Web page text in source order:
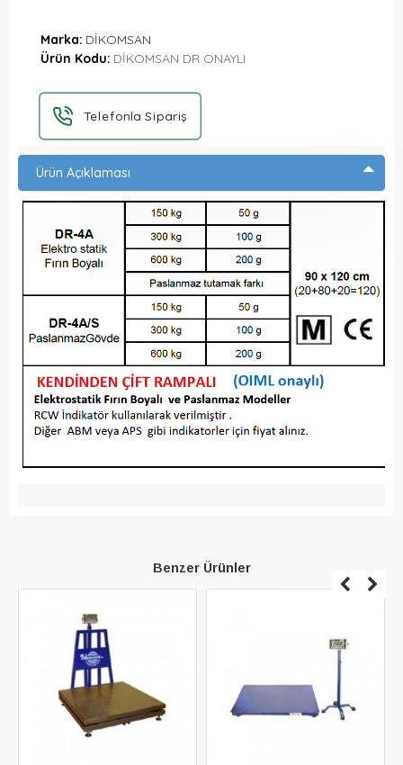
Marka: DİKOMSAN
Ürün Kodu: DİKOMSAN DR ONAYLI
Telefonla Sipariş
Ürün Açıklaması
Benzer Ürünler